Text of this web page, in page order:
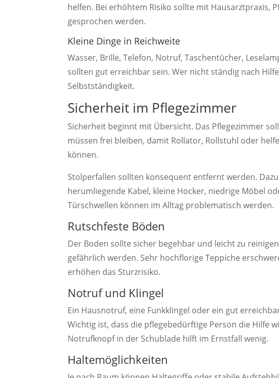
helfen. Bei erhöhtem Risiko sollte mit Hausarztpraxis,
gesprochen werden.
Kleine Dinge in Reichweite
Wasser, Brille, Telefon, Notruf, Taschentücher,
sollten gut erreichbar sein. Wer nicht ständig nach
Selbstständigkeit.
Sicherheit im Pflegezimmer
Sicherheit beginnt mit Übersicht. Das Pflegezimmer
müssen frei bleiben, damit Rollator, Rollstuhl oder
können.
Stolperfallen sollten konsequent entfernt werden.
herumliegende Kabel, kleine Hocker, niedrige Möbel
Türschwellen können im Alltag problematisch werden.
Rutschfeste Böden
Der Boden sollte sicher begehbar und leicht zu
gefährlich werden. Sehr hochflorige Teppiche
erhöhen das Sturzrisiko.
Notruf und Klingel
Ein Hausnotruf, eine Funkklingel oder ein gut
Wichtig ist, dass die pflegebedürftige Person die Hilfe
Notrufknopf in der Schublade hilft im Ernstfall wenig.
Haltemöglichkeiten